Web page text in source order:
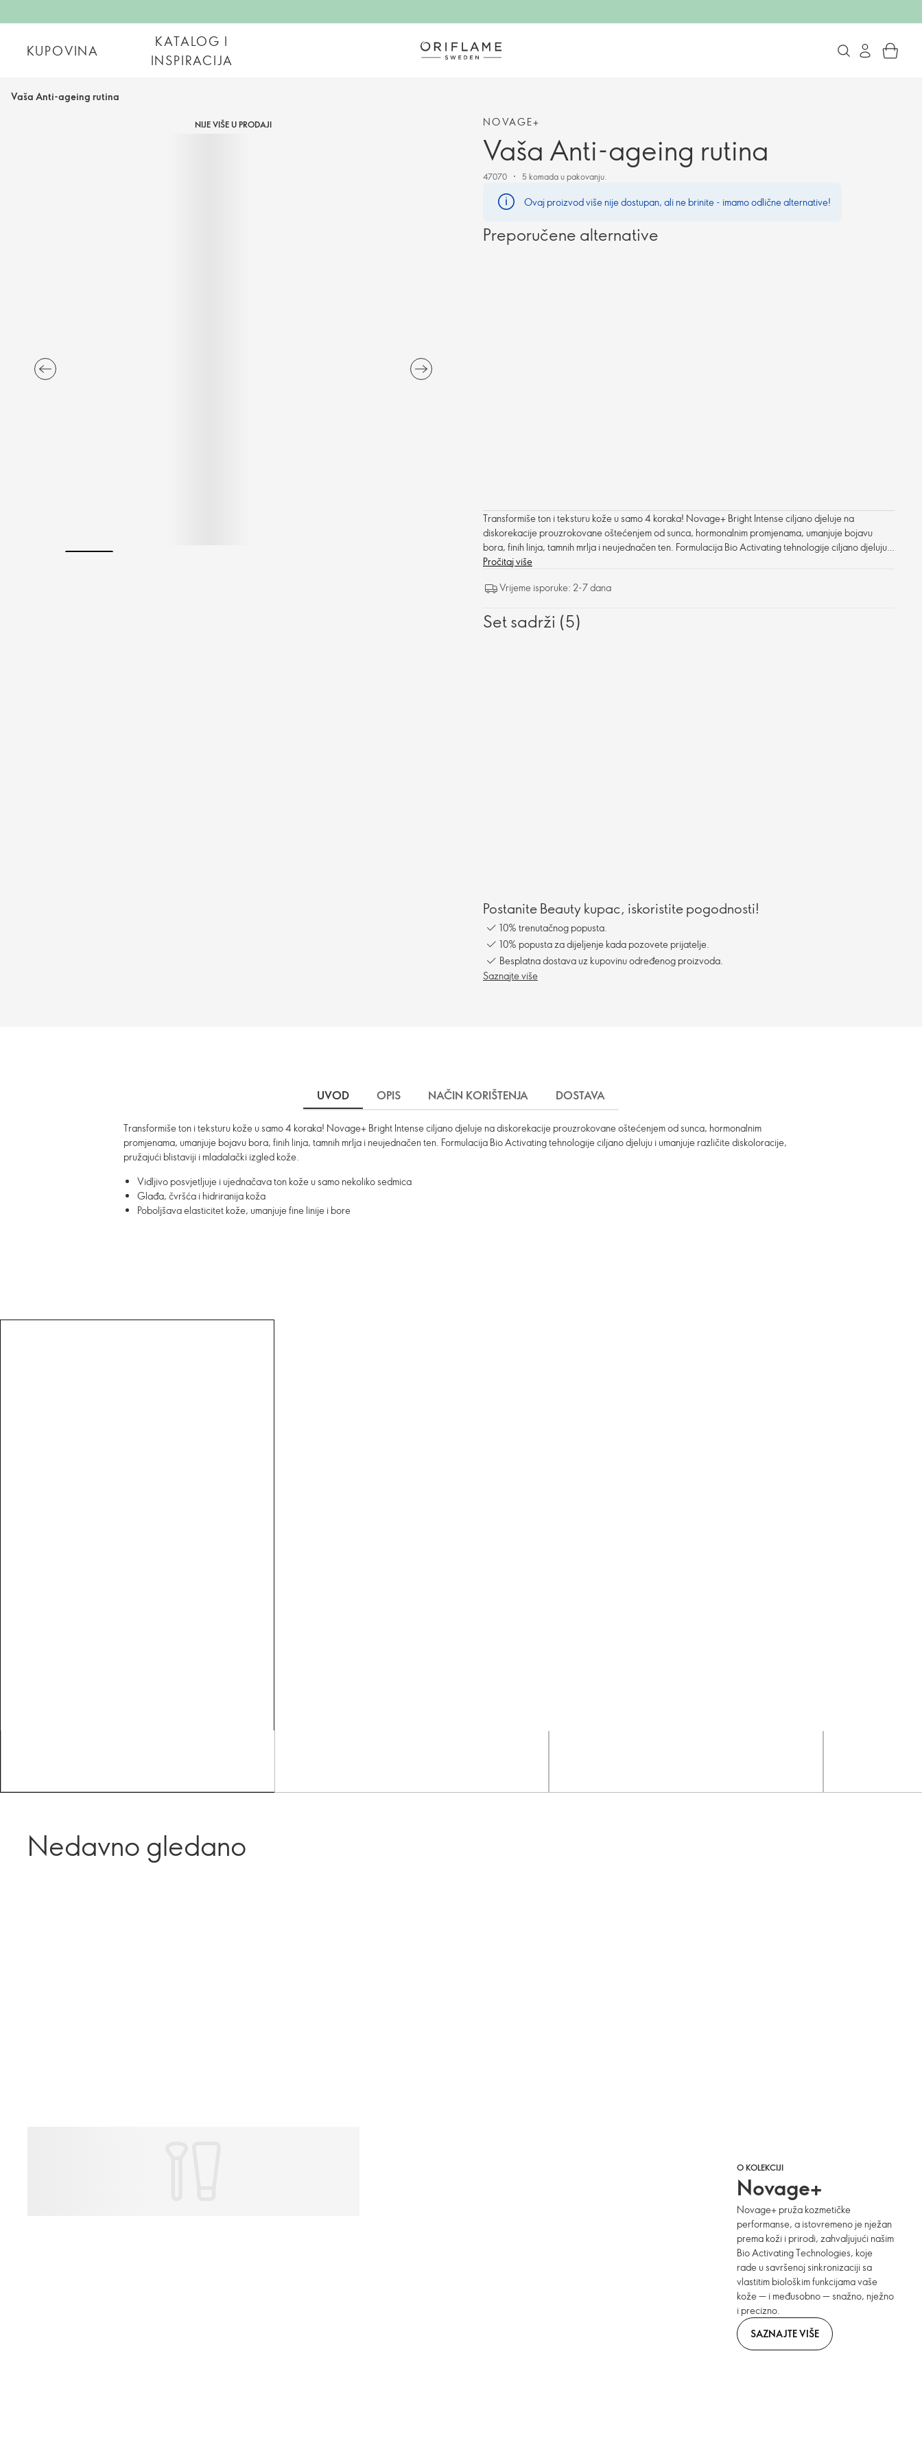
KUPOVINA
KATALOG I
INSPIRACIJA
Vaša Anti-ageing rutina
NIJE VIŠE U PRODAJI NOVAGE+
Vaša Anti-ageing rutina
47070 5 komada u pakovanju.
Ovaj proizvod više nije dostupan, ali ne brinite - imamo odlične alternative!
Preporučene alternative
Transformiše ton i teksturu kože u samo 4 koraka! Novage+ Bright Intense ciljano djeluje na
diskorekacije prouzrokovane oštećenjem od sunca, hormonalnim promjenama, umanjuje bojavu
bora, finih linja, tamnih mrlja i neujednačen ten. Formulacija Bio Activating tehnologije ciljano djeluju i
umanjuje različite diskoloracije, pružajući blistaviji i mladalački izgled kože.
Pročitaj više
Vrijeme isporuke: 2-7 dana
Set sadrži (5)
Postanite Beauty kupac, iskoristite pogodnosti!
10% trenutačnog popusta.
10% popusta za dijeljenje kada pozovete prijatelje.
Besplatna dostava uz kupovinu određenog proizvoda.
Saznajte više
UVOD OPIS NAČIN KORIŠTENJA DOSTAVA
Transformiše ton i teksturu kože u samo 4 koraka! Novage+ Bright Intense ciljano djeluje na diskorekacije prouzrokovane oštećenjem od sunca, hormonalnim
promjenama, umanjuje bojavu bora, finih linja, tamnih mrlja i neujednačen ten. Formulacija Bio Activating tehnologije ciljano djeluju i umanjuje različite diskoloracije,
pružajući blistaviji i mladalački izgled kože.
Vidljivo posvjetljuje i ujednačava ton kože u samo nekoliko sedmica
Glađa, čvršća i hidriranija koža
Poboljšava elasticitet kože, umanjuje fine linije i bore
Nedavno gledano
O KOLEKCIJI
Novage+
Novage+ pruža kozmetičke
performanse, a istovremeno je nježan
prema koži i prirodi, zahvaljujući našim
Bio Activating Technologies, koje
rade u savršenoj sinkronizaciji sa
vlastitim biološkim funkcijama vaše
kože — i međusobno — snažno, nježno
i precizno.
SAZNAJTE VIŠE